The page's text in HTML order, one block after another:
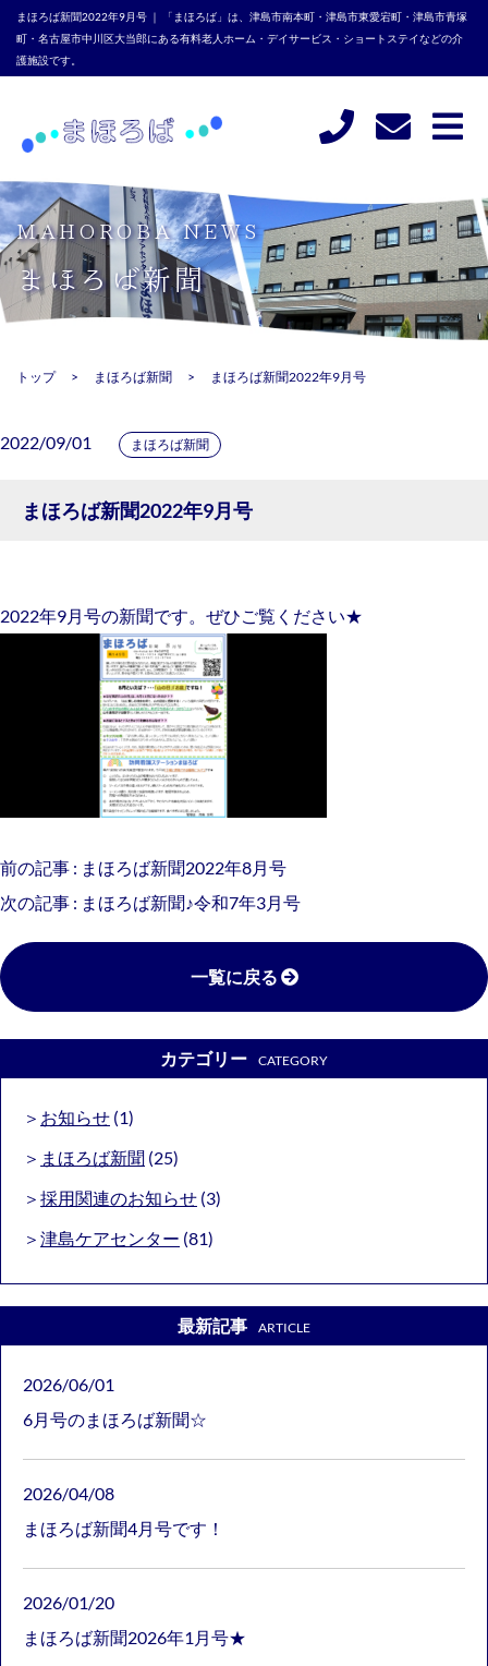
まほろば新聞2022年9月号 ｜ 「まほろば」は、津島市南本町・津島市東愛宕町・津島市青塚
町・名古屋市中川区大当郎にある有料老人ホーム・デイサービス・ショートステイなどの介
護施設です。
MAHOROBA NEWS
まほろば新聞
トップ まほろば新聞 まほろば新聞2022年9月号
2022/09/01 まほろば新聞
まほろば新聞2022年9月号
2022年9月号の新聞です。ぜひご覧ください★
前の記事 : まほろば新聞2022年8月号
次の記事 : まほろば新聞♪令和7年3月号
一覧に戻る
カテゴリー CATEGORY
お知らせ (1)
まほろば新聞 (25)
採用関連のお知らせ (3)
津島ケアセンター (81)
最新記事 ARTICLE
2026/06/01
6月号のまほろば新聞☆
2026/04/08
まほろば新聞4月号です！
2026/01/20
まほろば新聞2026年1月号★